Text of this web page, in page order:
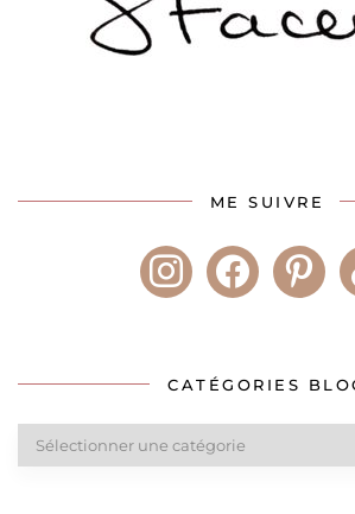
ME SUIVRE
instagramfacebookpinterest
CATÉGORIES
blog